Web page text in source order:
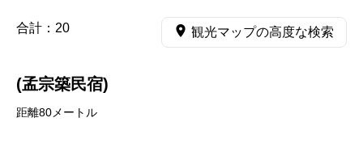
合計： 20 観光マップの高度な検索
(孟宗築民宿)
距離80メートル